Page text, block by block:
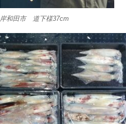
岸和田市 道下様37cm